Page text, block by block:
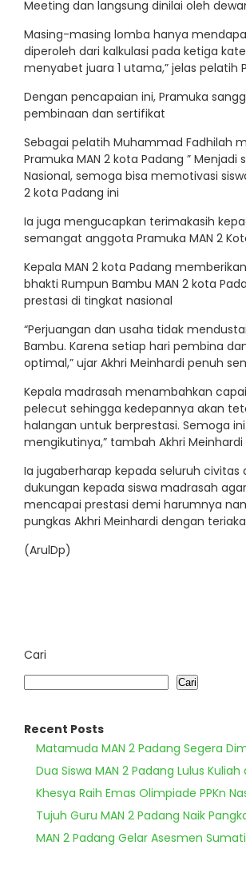
Meeting dan langsung dinilai oleh
Masing-masing lomba hanya
diperoleh dari kalkulasi pada ketiga
menyabet juara 1 utama,” jelas pelatih
Dengan pencapaian ini, Pramuka
pembinaan dan sertifikat
Sebagai pelatih Muhammad Fadhilah
Pramuka MAN 2 kota Padang ”
Nasional, semoga bisa memotivasi
2 kota Padang ini
Ia juga mengucapkan terimakasih
semangat anggota Pramuka MAN 2
Kepala MAN 2 kota Padang
bhakti Rumpun Bambu MAN 2 kota
prestasi di tingkat nasional
“Perjuangan dan usaha tidak
Bambu. Karena setiap hari pembina
optimal,” ujar Akhri Meinhardi penuh
Kepala madrasah menambahkan
pelecut sehingga kedepannya akan
halangan untuk berprestasi. Semoga
mengikutinya,” tambah Akhri Meinhardi
Ia jugaberharap kepada seluruh
dukungan kepada siswa madrasah
mencapai prestasi demi harumnya
pungkas Akhri Meinhardi dengan
(ArulDp)
Cari
Cari
Recent Posts
Matamuda MAN 2 Padang Segera
Dua Siswa MAN 2 Padang Lulus
Khesya Raih Emas Olimpiade PPKn
Tujuh Guru MAN 2 Padang Naik
MAN 2 Padang Gelar Asesmen